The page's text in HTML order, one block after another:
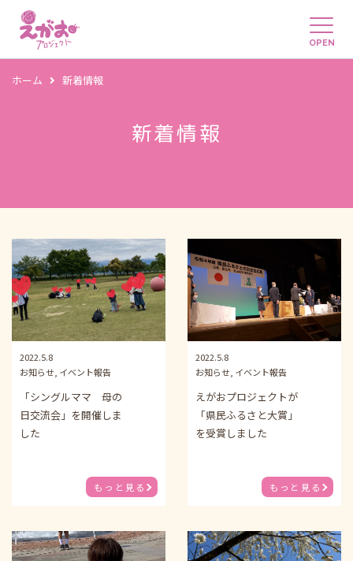
OPEN
ホーム 新着情報
新着情報
2022.5.8
お知らせ, イベント報告
「シングルママ 母の
日交流会」を開催しま
した
もっと見る
2022.5.8
お知らせ, イベント報告
えがおプロジェクトが
「県民ふるさと大賞」
を受賞しました
もっと見る